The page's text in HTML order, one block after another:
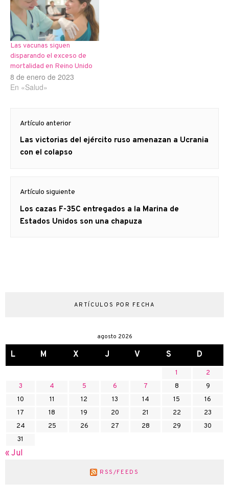
Las vacunas siguen
disparando el exceso de
mortalidad en Reino Unido
8 de enero de 2023
En «Salud»
de
entradas
Artículo anterior
Artículo
anterior
Las victorias del ejército ruso amenazan a Ucrania
con el colapso
Artículo siguiente
Artículo
siguiente:
Los cazas F-35C entregados a la Marina de
Estados Unidos son una chapuza
ARTÍCULOS POR FECHA
agosto 2026
L M X J V S D
1
2
3
4 5 6 7 8
9
10
11 12 13 14 15
16
17
18 19 20 21 22
23
24
25 26 27 28 29
30
31
« Jul
RSS/FEEDS